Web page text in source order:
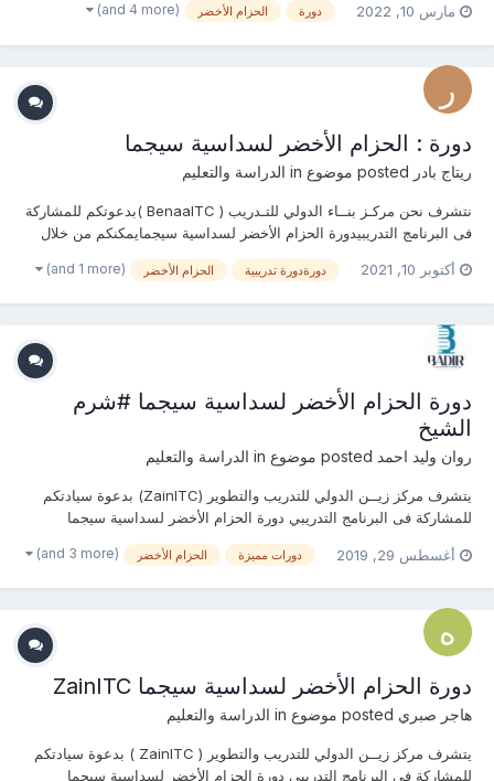
الاستفسارعلى الدورة الان .................. أو ( للتواصل والإستفسار ومعرف...
مارس 10, 2022 دورة الحزام الأخضر (and 4 more)
دورة : الحزام الأخضر لسداسية سيجما
ريتاج بادر الدراسة والتعليم
نتشرف نحن مركـز بنــاء الدولي للتـدريب ( BenaaITC )بدعوتكم للمشاركة
فى البرنامج التدريبيدورة الحزام الأخضر لسداسية سيجمايمكنكم من خلال
العرض المالي والفني الخاص بالبرنامج التدريبي المطلوبأو يمكنكم التواصل
أكتوبر 10, 2021 دورةدورة تدريبية الحزام الأخضر (and 1 more)
دورة الحزام الأخضر لسداسية سيجما #شرم
الشيخ
روان وليد احمد الدراسة والتعليم
يتشرف مركز زيــن الدولي للتدريب والتطوير (ZainITC) بدعوة سيادتكم
للمشاركة فى البرنامج التدريبي دورة الحزام الأخضر لسداسية سيجما
روان وليد جوال / واتساب / ڨايبر / لاين / إيمو : 00201156551496 البريد
أغسطس 29, 2019 دورات مميزة الحزام الأخضر (and 3 more)
دورة الحزام الأخضر لسداسية سيجما ZainITC
هاجر صبري الدراسة والتعليم
يتشرف مركز زيــن الدولي للتدريب والتطوير ( ZainITC ) بدعوة سيادتكم
للمشاركة فى البرنامج التدريبي دورة الحزام الأخضر لسداسية سيجما